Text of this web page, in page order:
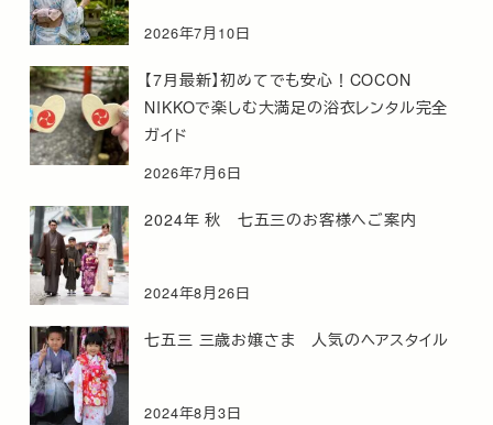
2026年7月10日
【7月最新】初めてでも安心！COCON
NIKKOで楽しむ大満足の浴衣レンタル完全
ガイド
2026年7月6日
2024年 秋 七五三のお客様へご案内
2024年8月26日
七五三 三歳お嬢さま 人気のヘアスタイル
2024年8月3日